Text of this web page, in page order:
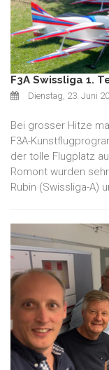
F3A Swissliga 1.
Dienstag, 23. Juni
Bei grosser Hitze
F3A-
der tolle Flugplatz
Romont wurden
Rubin (Swissliga-A)